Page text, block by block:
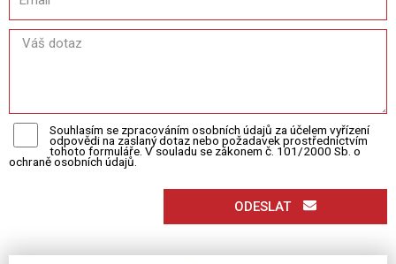
Souhlasím se zpracováním osobních údajů za účelem vyřízení
odpovědi na zaslaný dotaz nebo požadavek prostřednictvím
tohoto formuláře. V souladu se zákonem č. 101/2000 Sb. o
ochraně osobních údajů.
ODESLAT